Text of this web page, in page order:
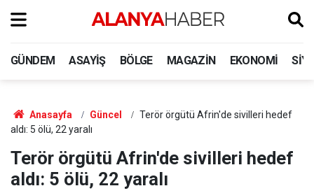
GÜNDEM ASAYIŞ BÖLGE MAGAZIN EKONOMI
Anasayfa Güncel
Terör örgütü Afrin'de sivilleri hedef
aldı: 5 ölü, 22 yaralı
Terör örgütü Afrin'de sivilleri hedef
aldı: 5 ölü, 22 yaralı